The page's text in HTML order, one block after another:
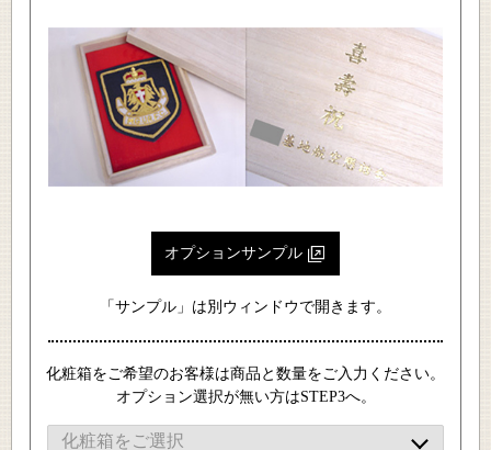
オプションサンプル
「サンプル」は別ウィンドウで開きます。
化粧箱をご希望のお客様は商品と数量をご入力ください。
オプション選択が無い方はSTEP3へ。